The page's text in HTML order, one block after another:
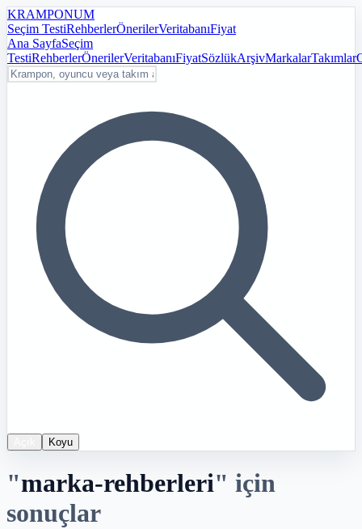
KRAMPONUM
Seçim TestiRehberlerÖnerilerVeritabanıFiyat
Ana SayfaSeçim
TestiRehberlerÖnerilerVeritabanıFiyatSözlükArşivMarkalarTakımlar
Koyu
"marka-rehberleri" için
sonuçlar